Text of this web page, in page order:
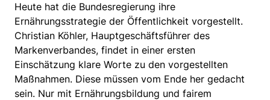
Heute hat die Bundesregierung ihre
Ernährungsstrategie der Öffentlichkeit vorgestellt.
Christian Köhler, Hauptgeschäftsführer des
Markenverbandes, findet in einer ersten
Einschätzung klare Worte zu den vorgestellten
Maßnahmen. Diese müssen vom Ende her gedacht
sein. Nur mit Ernährungsbildung und fairem